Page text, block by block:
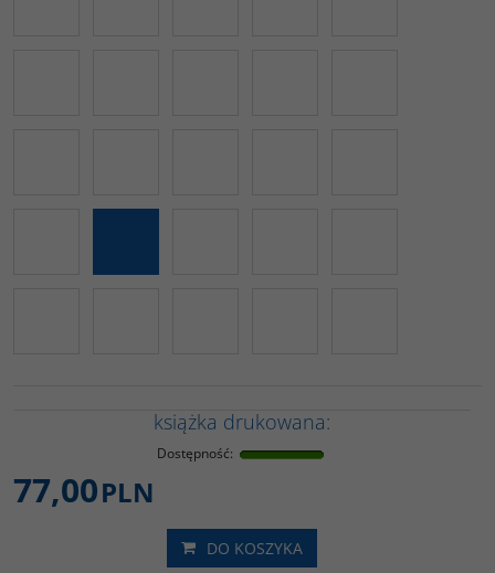
książka drukowana:
Dostępność:
77,00PLN
DO KOSZYKA